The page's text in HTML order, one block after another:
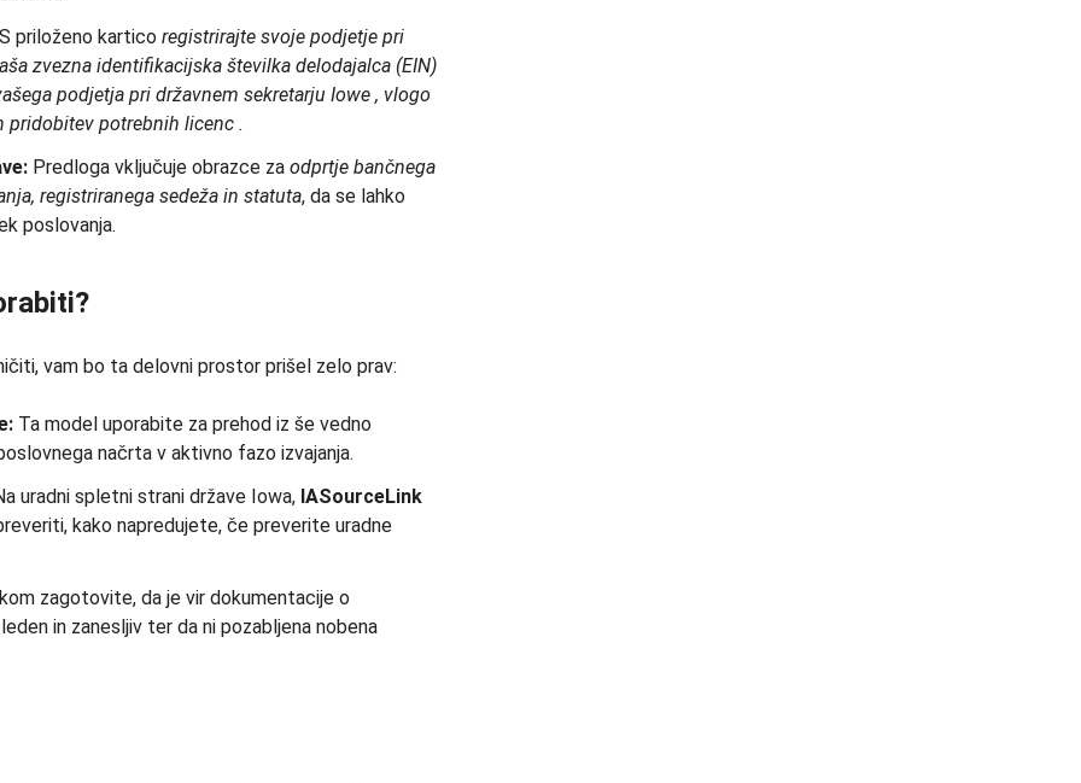
priloženo kartico registrirajte svoje podjetje pri
zvezna identifikacijska številka delodajalca (EIN)
podjetja pri državnem sekretarju Iowe , vlogo
pridobitev potrebnih licenc .
Predloga vključuje obrazce za odprtje bančnega
registriranega sedeža in statuta, da se lahko
poslovanja.
vam bo ta delovni prostor prišel zelo prav:
Ta model uporabite za prehod iz še vedno
načrta v aktivno fazo izvajanja.
uradni spletni strani države Iowa, IASourceLink
kako napredujete, če preverite uradne
zagotovite, da je vir dokumentacije o
in zanesljiv ter da ni pozabljena nobena